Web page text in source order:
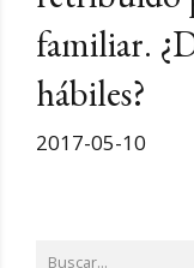
familiar.
hábiles?
2017-05-10